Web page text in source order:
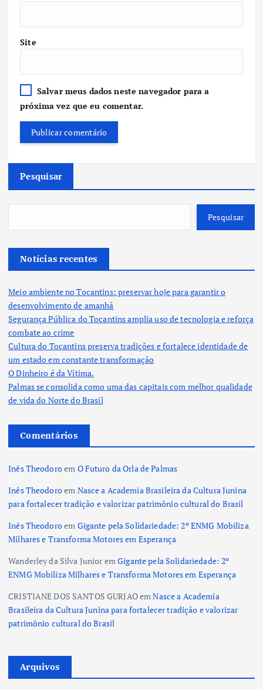
Site
Salvar meus dados neste navegador para a
próxima vez que eu comentar.
Pesquisar
Pesquisar
Notícias recentes
Meio ambiente no Tocantins: preservar hoje para garantir o
desenvolvimento de amanhã
Segurança Pública do Tocantins amplia uso de tecnologia e reforça
combate ao crime
Cultura do Tocantins preserva tradições e fortalece identidade de
um estado em constante transformação
O Dinheiro é da Vítima.
Palmas se consolida como uma das capitais com melhor qualidade
de vida do Norte do Brasil
Comentários
Inês Theodoroem O Futuro da Orla de Palmas
Inês Theodoroem Nasce a Academia Brasileira da Cultura Junina
para fortalecer tradição e valorizar patrimônio cultural do Brasil
Inês Theodoroem Gigante pela Solidariedade: 2º ENMG Mobiliza
Milhares e Transforma Motores em Esperança
Wanderley da Silva JunioremGigante pela Solidariedade: 2º
ENMG Mobiliza Milhares e Transforma Motores em Esperança
CRISTIANE DOS SANTOS GURJAOemNasce a Academia
Brasileira da Cultura Junina para fortalecer tradição e valorizar
patrimônio cultural do Brasil
Arquivos